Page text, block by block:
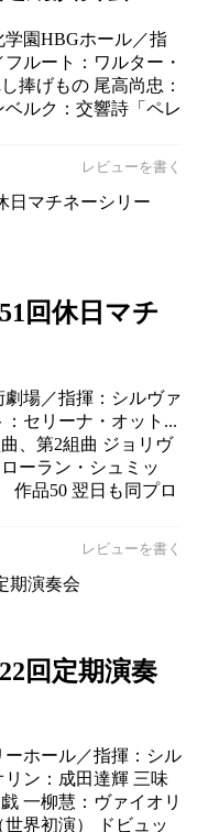
学園HBGホール／指
ルート：ワルター・
捧げもの 尾高尚忠：
ルク：交響詩「ペレ
レビューを書く
回休日マチ
劇場／指揮：シルヴァ
セリーナ・オット...
、第2組曲 ジョリヴ
ーラン・シュミッ
作品50 翌日も同プロ
レビューを書く
回定期演奏
ーホール／指揮：シル
ン：成田達輝 三味
一柳慧：ヴァイオリ
界初演） ドビュッ